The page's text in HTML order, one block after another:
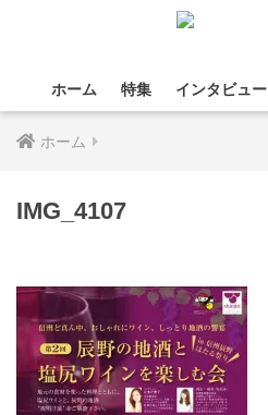
ホーム 特集 インタビュー
ホーム
IMG_4107